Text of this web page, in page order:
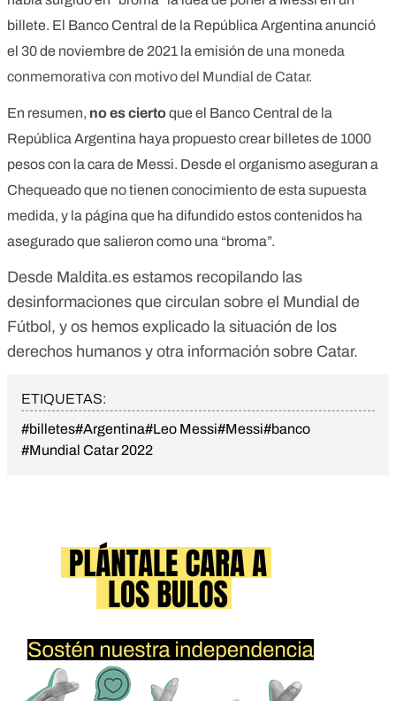
billete. El Banco Central de la República Argentina anunció
el 30 de noviembre de 2021 la emisión de una moneda
conmemorativa con motivo del Mundial de Catar.
En resumen, no es ciertoque el Banco Central de la
República Argentina haya propuesto crear billetes de 1000
pesos con la cara de Messi. Desde el organismo aseguran a
Chequeado que no tienen conocimiento de esta supuesta
medida, y la página que ha difundido estos contenidos ha
asegurado que salieron como una “broma”.
Desde Maldita.es estamos recopilando las
desinformaciones que circulan sobre el Mundial de
Fútbol , y os hemos explicado la situación de los
derechos humanos y otra información sobre Catar.
ETIQUETAS:
#billetes#Argentina#Leo Messi#Messi#banco
#Mundial Catar 2022